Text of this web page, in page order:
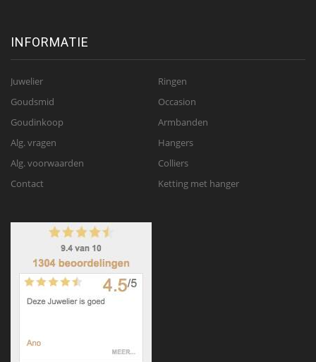
INFORMATIE
Juwelier
Goudsmid
Goudinkoop
Alg. vragen
Alg. voorwaarden
Contact
Ringen
Occasion
Armbanden
Hangers
Colliers
Ketting met hanger